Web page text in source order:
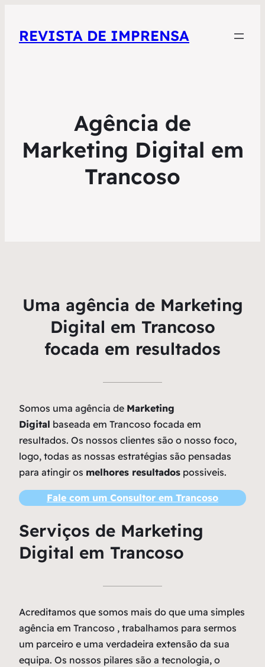
REVISTA DE IMPRENSA
Agência de
Marketing Digital em
Trancoso
Uma agência de Marketing
Digital em Trancoso
focada em resultados
Somos uma agência de Marketing
Digital baseada em Trancoso focada em
resultados. Os nossos clientes são o nosso foco,
logo, todas as nossas estratégias são pensadas
para atingir os melhores resultados possiveis.
Fale com um Consultor em Trancoso
Serviços de Marketing
Digital em Trancoso
Acreditamos que somos mais do que uma simples
agência em Trancoso , trabalhamos para sermos
um parceiro e uma verdadeira extensão da sua
equipa. Os nossos pilares são a tecnologia, o